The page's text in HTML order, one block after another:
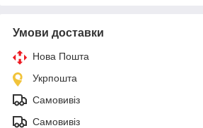
Умови доставки
Нова Пошта
Укрпошта
Самовивіз
Самовивіз